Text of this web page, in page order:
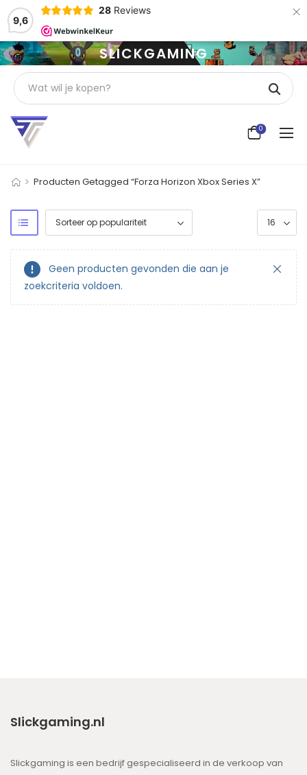
9,6
28 Reviews ×
SLICKGAMING
0
> Producten Getagged “Forza Horizon Xbox Series X”
Geen producten gevonden die aan je
zoekcriteria voldoen.
Slickgaming.nl
Slickgaming is een bedrijf gespecialiseerd in de verkoop van